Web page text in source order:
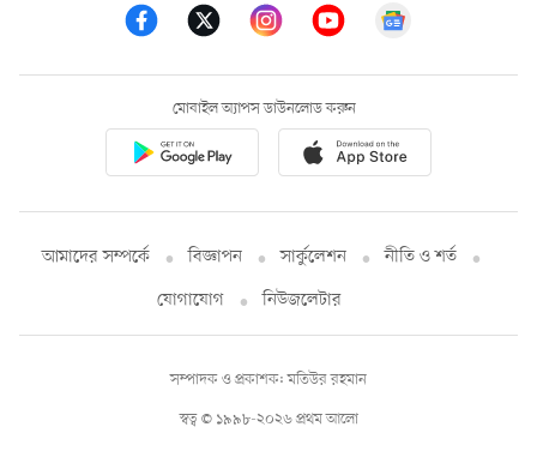
মোবাইল অ্যাপস ডাউনলোড করুন
আমাদের সম্পর্কে বিজ্ঞাপন সার্কুলেশন
নীতি ও শর্ত
যোগাযোগ
নিউজলেটার
স্বত্ব © ১৯৯৮-২০২৬ প্রথম আলো
সম্পাদক ও প্রকাশক: মতিউর রহমান